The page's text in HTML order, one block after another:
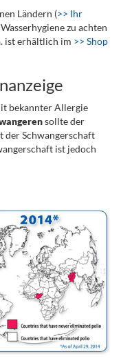
Ländern (>> Ihr
zu achten
ist erhältlich im >> Shop
bekannter Allergie
sollte der
der Schwangerschaft
ist jedoch